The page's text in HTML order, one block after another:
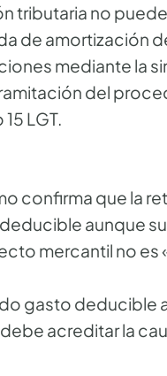
tributaria no
de amortización
mediante la
del
LGT.
confirma que la
aunque
mercantil no es
gasto deducible
acreditar la